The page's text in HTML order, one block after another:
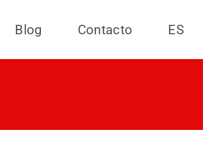
Blog Contacto ES